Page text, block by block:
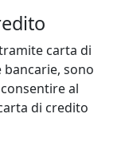
carta di
sono
al
di credito